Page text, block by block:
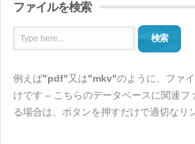
ファイルを検索
検索
例えば"pdf"又は"mkv"のように、ファ
けです – こちらのデータベースに関連フ
る場合は、ボタンを押すだけで適切なリ